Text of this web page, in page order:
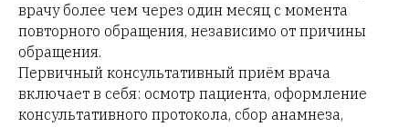
врачу более чем через один месяц с момента
повторного обращения, независимо от причины
обращения.
Первичный консультативный приём врача
включает в себя: осмотр пациента, оформление
консультативного протокола, сбор анамнеза,